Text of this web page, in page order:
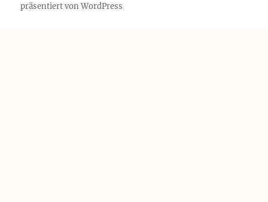
präsentiert von WordPress